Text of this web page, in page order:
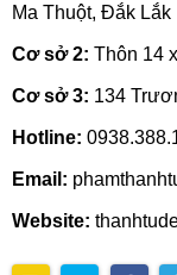
Ma Thuột, Đắk Lắk
Cơ sở 2: Thôn 14
Cơ sở 3: 134
Hotline:
Email:
Website: